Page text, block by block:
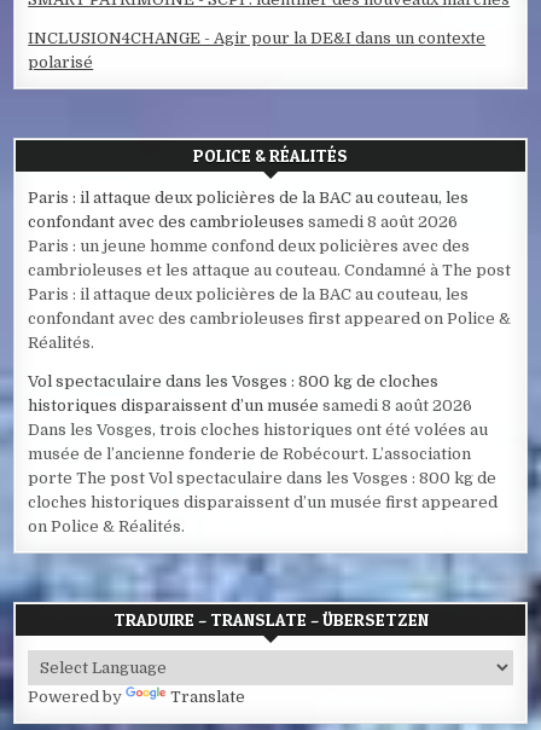
INCLUSION4CHANGE - Agir pour la DE&I dans un contexte
polarisé
POLICE & RÉALITÉS
Paris : il attaque deux policières de la BAC au couteau, les
confondant avec des cambrioleuses samedi 8 août 2026
Paris : un jeune homme confond deux policières avec des
cambrioleuses et les attaque au couteau. Condamné à The post
Paris : il attaque deux policières de la BAC au couteau, les
confondant avec des cambrioleuses first appeared on Police &
Réalités.
Vol spectaculaire dans les Vosges : 800 kg de cloches
historiques disparaissent d’un musée samedi 8 août 2026
Dans les Vosges, trois cloches historiques ont été volées au
musée de l’ancienne fonderie de Robécourt. L’association
porte The post Vol spectaculaire dans les Vosges : 800 kg de
cloches historiques disparaissent d’un musée first appeared
on Police & Réalités.
TRADUIRE – TRANSLATE – ÜBERSETZEN
Powered by Translate